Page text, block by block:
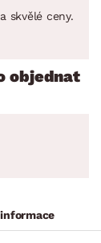
skvělé ceny.
objednat